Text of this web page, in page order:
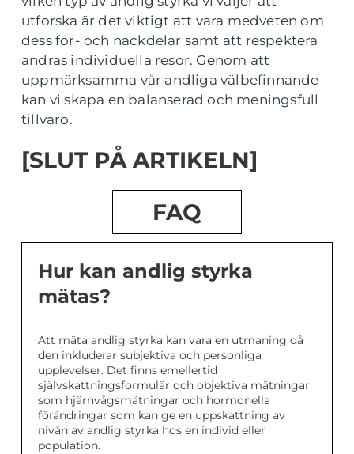
utforska är det viktigt att vara medveten om
dess för- och nackdelar samt att respektera
andras individuella resor. Genom att
uppmärksamma vår andliga välbefinnande
kan vi skapa en balanserad och meningsfull
tillvaro.
[SLUT PÅ ARTIKELN]
FAQ
Hur kan andlig styrka
mätas?
Att mäta andlig styrka kan vara en utmaning då
den inkluderar subjektiva och personliga
upplevelser. Det finns emellertid
självskattningsformulär och objektiva mätningar
som hjärnvågsmätningar och hormonella
förändringar som kan ge en uppskattning av
nivån av andlig styrka hos en individ eller
population.